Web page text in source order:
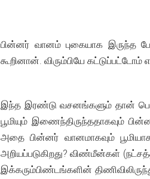
பின்னர் வானம் புகையாக இருந்த
கூறினான். விரும்பியே
இந்த இரண்டு வசனங்களும் தான்
பூமியும் இணைந்திருந்ததாகவும்
அதை பின்னர் வானமாகவும்
அறியப்படுகிறது? விண்மீன்கள்
இக்கரும்பிண்டங்களின்